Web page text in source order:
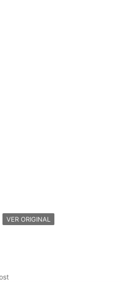
VER ORIGINAL